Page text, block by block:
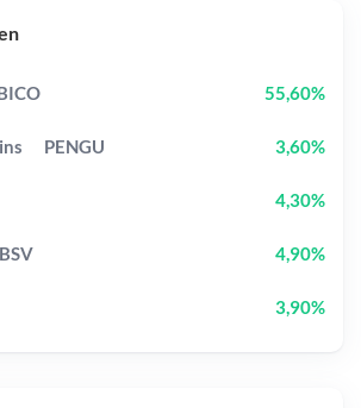
55,60%
PENGU 3,60%
4,30%
BSV 4,90%
3,90%